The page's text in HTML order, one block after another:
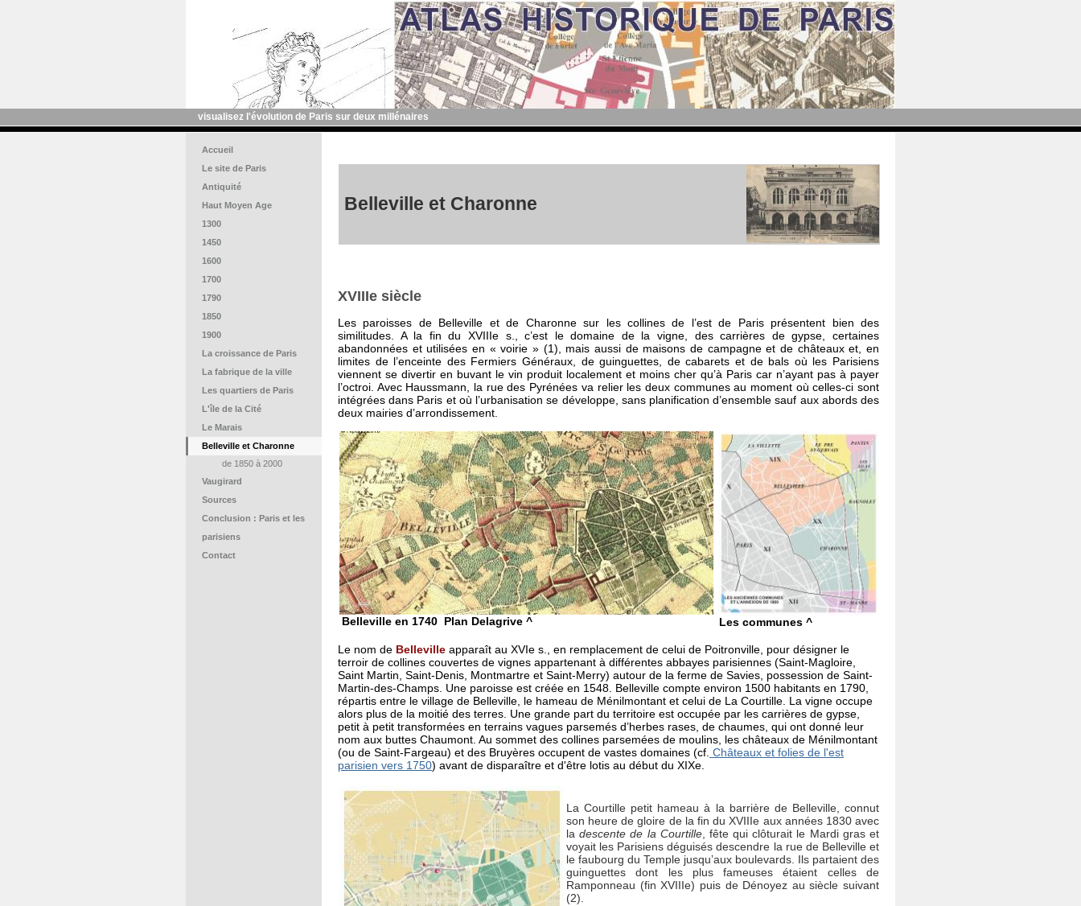
visualisez l'évolution de Paris sur deux millénaires
Accueil
Le site de Paris
Antiquité
Haut Moyen Age
1300
1450
1600
1700
1790
1850
1900
La croissance de Paris
La fabrique de la ville
Les quartiers de Paris
L'île de la Cité
Le Marais
Belleville et Charonne
de 1850 à 2000
Vaugirard
Sources
Conclusion : Paris et les
parisiens
Contact
Belleville et Charonne
XVIIIe siècle
Les paroisses de Belleville et de Charonne sur les collines de l’est de Paris présentent bien des
similitudes. A la fin du XVIIIe s., c’est le domaine de la vigne, des carrières de gypse, certaines
abandonnées et utilisées en « voirie » (1), mais aussi de maisons de campagne et de châteaux et, en
limites de l’enceinte des Fermiers Généraux, de guinguettes, de cabarets et de bals où les Parisiens
viennent se divertir en buvant le vin produit localement et moins cher qu’à Paris car n’ayant pas à payer
l’octroi. Avec Haussmann, la rue des Pyrénées va relier les deux communes au moment où celles-ci sont
intégrées dans Paris et où l’urbanisation se développe, sans planification d’ensemble sauf aux abords des
deux mairies d’arrondissement.
Belleville en 1740 Plan Delagrive ^ Les communes ^
Le nom de Belleville apparaît au XVIe s., en remplacement de celui de Poitronville, pour désigner le
terroir de collines couvertes de vignes appartenant à différentes abbayes parisiennes (Saint-Magloire,
Saint Martin, Saint-Denis, Montmartre et Saint-Merry) autour de la ferme de Savies, possession de Saint-
Martin-des-Champs. Une paroisse est créée en 1548. Belleville compte environ 1500 habitants en 1790,
répartis entre le village de Belleville, le hameau de Ménilmontant et celui de La Courtille. La vigne occupe
alors plus de la moitié des terres. Une grande part du territoire est occupée par les carrières de gypse,
petit à petit transformées en terrains vagues parsemés d’herbes rases, de chaumes, qui ont donné leur
nom aux buttes Chaumont. Au sommet des collines parsemées de moulins, les châteaux de Ménilmontant
(ou de Saint-Fargeau) et des Bruyères occupent de vastes domaines (cf. Châteaux et folies de l'est
parisien vers 1750) avant de disparaître et d'être lotis au début du XIXe.
La Courtille petit hameau à la barrière de Belleville, connut
son heure de gloire de la fin du XVIIIe aux années 1830 avec
ladescente de la Courtille, fête qui clôturait le Mardi gras et
voyait les Parisiens déguisés descendre la rue de Belleville et
le faubourg du Temple jusqu’aux boulevards. Ils partaient des
guinguettes dont les plus fameuses étaient celles de
Ramponneau (fin XVIIIe) puis de Dénoyez au siècle suivant
(2).